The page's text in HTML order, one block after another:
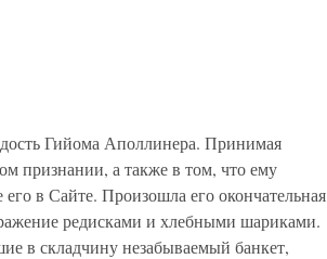
Гийома Аполлинера. Принимая
признании, а также в том, что ему
в Сайте. Произошла его окончательная
редисками и хлебными шариками.
в складчину незабываемый банкет,